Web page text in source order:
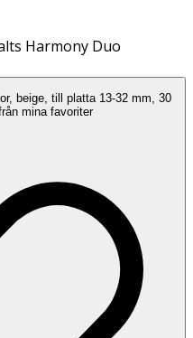
Harmony Duo
beige, till platta 13-32 mm, 30
mina favoriter